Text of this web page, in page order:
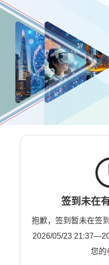
签到未在
抱歉，签到暂未在签
2026/05/23
您的